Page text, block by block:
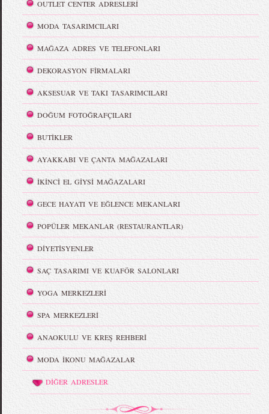
OUTLET CENTER ADRESLERİ
MODA TASARIMCILARI
MAĞAZA ADRES VE TELEFONLARI
DEKORASYON FİRMALARI
AKSESUAR VE TAKI TASARIMCILARI
DOĞUM FOTOĞRAFÇILARI
BUTİKLER
AYAKKABI VE ÇANTA MAĞAZALARI
İKİNCİ EL GİYSİ MAĞAZALARI
GECE HAYATI VE EĞLENCE MEKANLARI
POPÜLER MEKANLAR (RESTAURANTLAR)
DİYETİSYENLER
SAÇ TASARIMI VE KUAFÖR SALONLARI
YOGA MERKEZLERİ
SPA MERKEZLERİ
ANAOKULU VE KREŞ REHBERİ
MODA İKONU MAĞAZALAR
DİĞER ADRESLER